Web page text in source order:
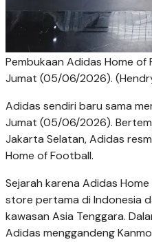
Pembukaan Adidas Home of
Jumat (05/06/2026).
Adidas sendiri baru sama
Jumat (05/06/2026).
Jakarta Selatan, Adidas
Home of Football.
Sejarah karena Adidas
store pertama di Indonesia
kawasan Asia Tenggara.
Adidas menggandeng